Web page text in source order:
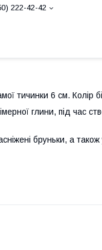
222-42-42
тичинки 6 см. Колір
глини, під час
бруньки, а